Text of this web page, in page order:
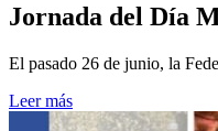
Jornada del Día
El pasado 26 de junio, la
Leer más